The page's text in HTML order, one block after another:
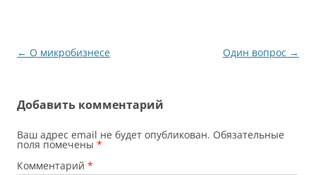
контролируй. В целом,
соглашусь, но есть
Навигация
← О микробизнесе Один вопрос →
Добавить комментарий
Ваш адрес email не будет опубликован. Обязательные
поля помечены *
Комментарий *